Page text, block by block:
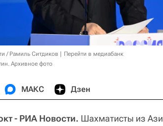
/ Рамиль Ситдиков
Перейти в медиабанк
Архивное фото
МАКС Дзен
- РИА Новости. Шахматисты из